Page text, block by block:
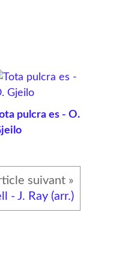
pulcra es - O.
- J. Ray (arr.)